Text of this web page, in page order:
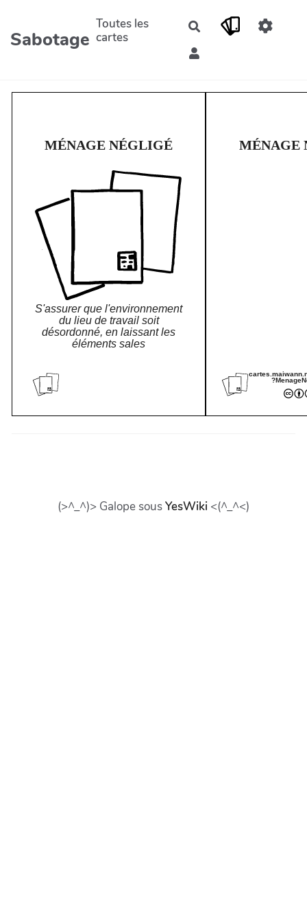
Aller au contenu principal
Sabotage
Toutes les
cartes
Rechercher
MÉNAGE NÉGLIGÉ
S'assurer que l'environnement
du lieu de travail soit
désordonné, en laissant les
éléments sales
MÉNAGE
(>^_^)> Galope sousYesWiki <(^_^<)